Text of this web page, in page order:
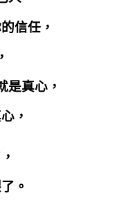
信任，
是真心，
，
。